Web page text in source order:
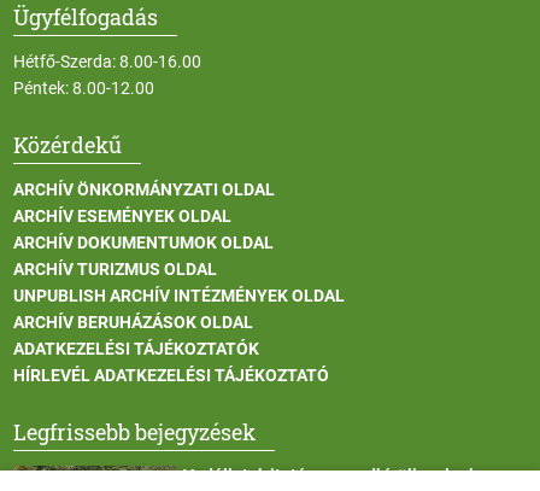
Ügyfélfogadás
Hétfő-Szerda: 8.00-16.00
Péntek: 8.00-12.00
Közérdekű
ARCHÍV ÖNKORMÁNYZATI OLDAL
ARCHÍV ESEMÉNYEK OLDAL
ARCHÍV DOKUMENTUMOK OLDAL
ARCHÍV TURIZMUS OLDAL
UNPUBLISH ARCHÍV INTÉZMÉNYEK OLDAL
ARCHÍV BERUHÁZÁSOK OLDAL
ADATKEZELÉSI TÁJÉKOZTATÓK
HÍRLEVÉL ADATKEZELÉSI TÁJÉKOZTATÓ
Legfrissebb bejegyzések
Vadállatok itatása a rendkívüli melegben